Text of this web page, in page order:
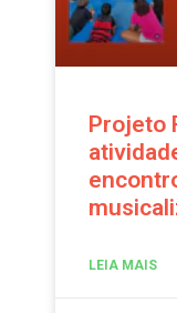
Projeto
LEIA MAIS